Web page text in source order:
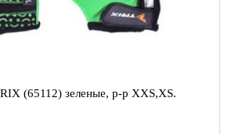
(65112) зеленые, р-р XXS,XS.